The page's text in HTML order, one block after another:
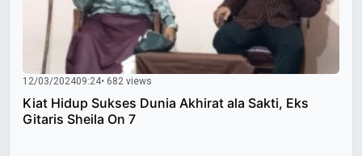
12/03/202409:24• 682 views
Kiat Hidup Sukses Dunia Akhirat ala Sakti, Eks
Gitaris Sheila On 7